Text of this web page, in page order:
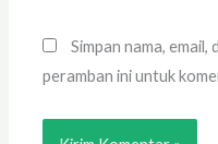
Simpan nama, email,
peramban ini untuk